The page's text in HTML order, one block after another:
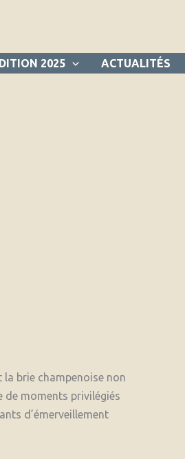
2025 ACTUALITÉS
brie champenoise non
de moments privilégiés
d’émerveillement